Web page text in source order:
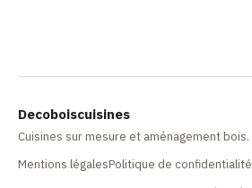
Decoboiscuisines
Cuisines sur mesure et aménagement bois.
Mentions légalesPolitique de confidentialité